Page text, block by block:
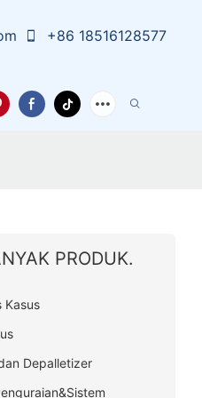
+86 18516128577
Wadah Pelindung
PRODUK.
Kasus
Depalletizer